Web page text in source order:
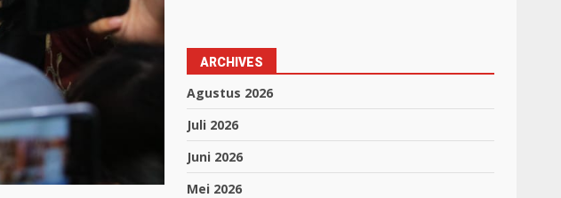
ARCHIVES
Agustus 2026
Juli 2026
Juni 2026
Mei 2026